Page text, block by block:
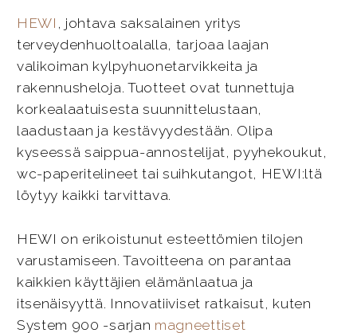
HEWI , johtava saksalainen yritys
terveydenhuoltoalalla, tarjoaa laajan
valikoiman kylpyhuonetarvikkeita ja
rakennusheloja. Tuotteet ovat tunnettuja
korkealaatuisesta suunnittelustaan,
laadustaan ja kestävyydestään. Olipa
kyseessä saippua-annostelijat, pyyhekoukut,
wc-paperitelineet tai suihkutangot, HEWI:ltä
löytyy kaikki tarvittava.
HEWI on erikoistunut esteettömien tilojen
varustamiseen. Tavoitteena on parantaa
kaikkien käyttäjien elämänlaatua ja
itsenäisyyttä. Innovatiiviset ratkaisut, kuten
System 900 -sarjan magneettiset